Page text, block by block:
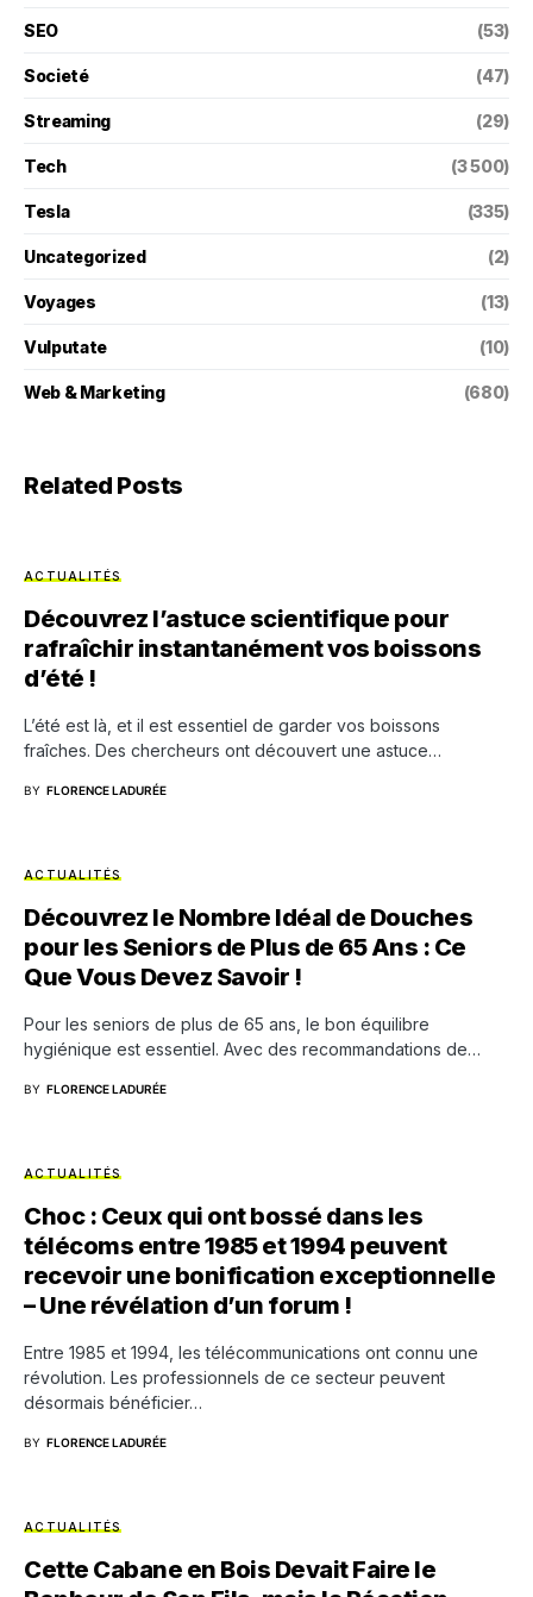
SEO (53)
Societé (47)
Streaming (29)
Tech (3 500)
Tesla (335)
Uncategorized (2)
Voyages (13)
Vulputate (10)
Web & Marketing (680)
Related Posts
ACTUALITÉS
Découvrez l’astuce scientifique pour
rafraîchir instantanément vos boissons
d’été !
L’été est là, et il est essentiel de garder vos boissons
fraîches. Des chercheurs ont découvert une astuce…
BY FLORENCE LADURÉE
ACTUALITÉS
Découvrez le Nombre Idéal de Douches
pour les Seniors de Plus de 65 Ans : Ce
Que Vous Devez Savoir !
Pour les seniors de plus de 65 ans, le bon équilibre
hygiénique est essentiel. Avec des recommandations de…
BY FLORENCE LADURÉE
ACTUALITÉS
Choc : Ceux qui ont bossé dans les
télécoms entre 1985 et 1994 peuvent
recevoir une bonification exceptionnelle
– Une révélation d’un forum !
Entre 1985 et 1994, les télécommunications ont connu une
révolution. Les professionnels de ce secteur peuvent
désormais bénéficier…
BY FLORENCE LADURÉE
ACTUALITÉS
Cette Cabane en Bois Devait Faire le